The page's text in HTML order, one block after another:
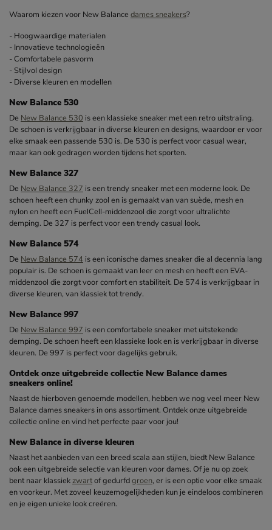
Waarom kiezen voor New Balance dames sneakers?
- Hoogwaardige materialen
- Innovatieve technologieën
- Comfortabele pasvorm
- Stijlvol design
- Diverse kleuren en modellen
New Balance 530
De New Balance 530 is een klassieke sneaker met een retro uitstraling.
De schoen is verkrijgbaar in diverse kleuren en designs, waardoor er voor
elke smaak een passende 530 is. De 530 is perfect voor casual wear,
maar kan ook gedragen worden tijdens het sporten.
New Balance 327
De New Balance 327 is een trendy sneaker met een moderne look. De
schoen heeft een chunky zool en is gemaakt van van suède, mesh en
nylon en heeft een FuelCell-middenzool die zorgt voor ultralichte
demping. De 327 is perfect voor een trendy casual look.
New Balance 574
De New Balance 574 is een iconische dames sneaker die al decennia lang
populair is. De schoen is gemaakt van leer en mesh en heeft een EVA-
middenzool die zorgt voor comfort en stabiliteit. De 574 is verkrijgbaar in
diverse kleuren, van klassiek tot trendy.
New Balance 997
De New Balance 997 is een comfortabele sneaker met uitstekende
demping. De schoen heeft een klassieke look en is verkrijgbaar in diverse
kleuren. De 997 is perfect voor dagelijks gebruik.
Ontdek onze uitgebreide collectie New Balance dames
sneakers online!
Naast de hierboven genoemde modellen, hebben we nog veel meer New
Balance dames sneakers in ons assortiment. Ontdek onze uitgebreide
collectie online en vind het perfecte paar voor jou!
New Balance in diverse kleuren
Naast het aanbieden van een breed scala aan stijlen, biedt New Balance
ook een uitgebreide selectie van kleuren voor dames. Of je nu op zoek
bent naar klassiekzwartof gedurfdgroen, er is een optie voor elke smaak
en voorkeur. Met zoveel keuzemogelijkheden kun je eindeloos combineren
en je eigen unieke look creëren.